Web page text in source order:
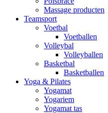
Massage producten
Teamsport
Voetbal
Voetballen
Volleybal
Volleyballen
Basketbal
Basketballen
Yoga & Pilates
Yogamat
Yogariem
Yogamat tas